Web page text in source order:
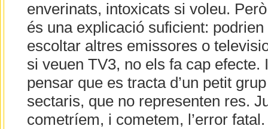
enverinats, intoxicats si voleu.
és una explicació suficient:
escoltar altres emissores o
si veuen TV3, no els fa cap efecte.
pensar que es tracta d’un petit
sectaris, que no representen res.
cometríem, i cometem, l’error